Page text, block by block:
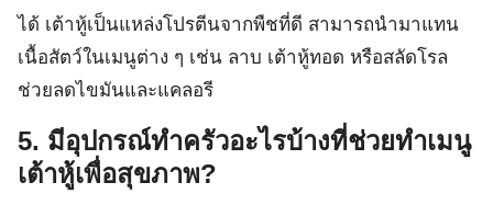
ได้ เต้าหู้เป็นแหล่งโปรตีนจากพืชที่ดี สามารถนำมาแทน
เนื้อสัตว์ในเมนูต่าง ๆ เช่น ลาบ เต้าหู้ทอด หรือสลัดโรล
ช่วยลดไขมันและแคลอรี
5. มีอุปกรณ์ทำครัวอะไรบ้างที่ช่วยทำเมนู
เต้าหู้เพื่อสุขภาพ?